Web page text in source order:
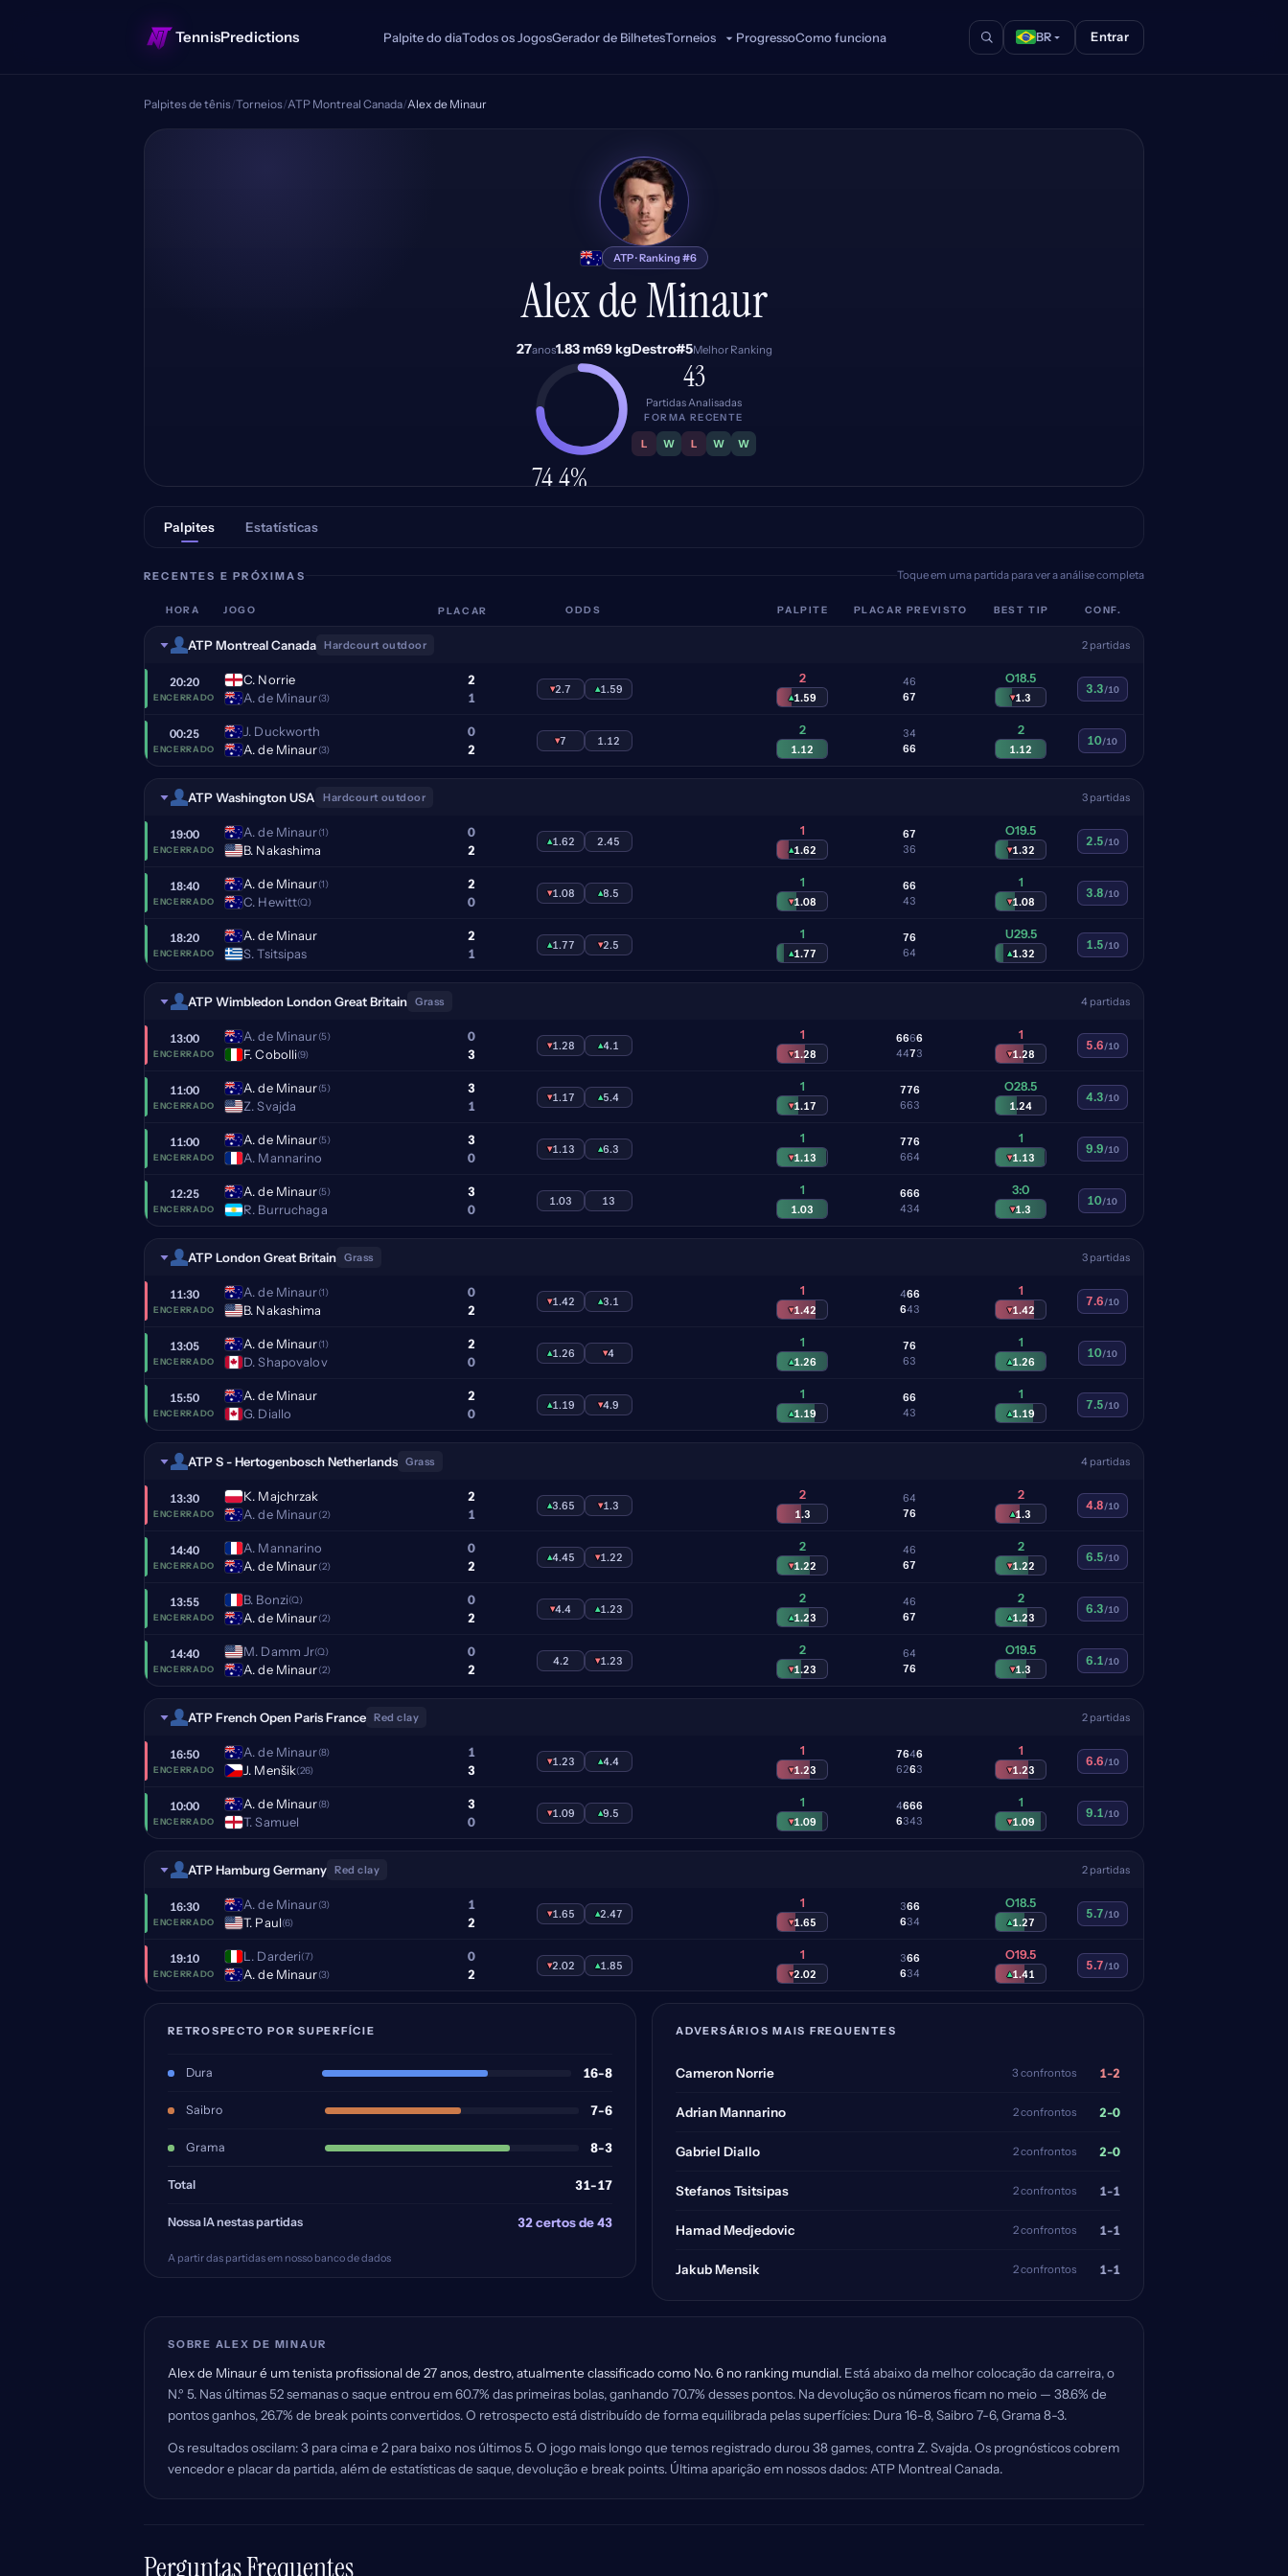
TennisPredictions Palpite do diaTodos os JogosGerador de BilhetesTorneios ProgressoComo funciona BR Entrar
Palpites de tênis/Torneios/ATP Montreal Canada/Alex de Minaur
AM
ATP · Ranking #6
Alex de Minaur
27anos1.83 m69 kgDestro#5Melhor Ranking
74.4%
43
Partidas Analisadas
FORMA RECENTE
L W L W W
Palpites Estatísticas
RECENTES E PRÓXIMAS Toque em uma partida para ver a análise completa
HORA JOGO PLACAR ODDS PALPITE PLACAR PREVISTO BEST TIP CONF.
ATP Montreal Canada Hardcourt outdoor 2 partidas
20:20
ENCERRADO
C. Norrie
A. de Minaur(3)
2
1
▾2.7 ▴1.59
2
▴1.59
4
6
6
7
O18.5
▾1.3
3.3/10
00:25
ENCERRADO
J. Duckworth
A. de Minaur(3)
0
2
▾7 1.12
2
1.12
3
6
4
6
2
1.12
10/10
ATP Washington USA Hardcourt outdoor 3 partidas
19:00
ENCERRADO
A. de Minaur(1)
B. Nakashima
0
2
▴1.62 2.45
1
▴1.62
6
3
7
6
O19.5
▾1.32
2.5/10
18:40
ENCERRADO
A. de Minaur(1)
C. Hewitt(Q)
2
0
▾1.08 ▴8.5
1
▾1.08
6
4
6
3
1
▾1.08
3.8/10
18:20
ENCERRADO
A. de Minaur
S. Tsitsipas
2
1
▴1.77 ▾2.5
1
▴1.77
7
6
6
4
U29.5
▴1.32
1.5/10
ATP Wimbledon London Great Britain Grass 4 partidas
13:00
ENCERRADO
A. de Minaur(5)
F. Cobolli(9)
0
3
▾1.28 ▴4.1
1
▾1.28
6
4
6
4
6
7
6
3
1
▾1.28
5.6/10
11:00
ENCERRADO
A. de Minaur(5)
Z. Svajda
3
1
▾1.17 ▴5.4
1
▾1.17
7
6
7
6
6
3
O28.5
1.24
4.3/10
11:00
ENCERRADO
A. de Minaur(5)
A. Mannarino
3
0
▾1.13 ▴6.3
1
▾1.13
7
6
7
6
6
4
1
▾1.13
9.9/10
12:25
ENCERRADO
A. de Minaur(5)
R. Burruchaga
3
0
1.03 13
1
1.03
6
4
6
3
6
4
3:0
▾1.3
10/10
ATP London Great Britain Grass 3 partidas
11:30
ENCERRADO
A. de Minaur(1)
B. Nakashima
0
2
▾1.42 ▴3.1
1
▾1.42
4
6
6
4
6
3
1
▾1.42
7.6/10
13:05
ENCERRADO
A. de Minaur(1)
D. Shapovalov
2
0
▴1.26 ▾4
1
▴1.26
7
6
6
3
1
▴1.26
10/10
15:50
ENCERRADO
A. de Minaur
G. Diallo
2
0
▴1.19 ▾4.9
1
▴1.19
6
4
6
3
1
▴1.19
7.5/10
ATP S - Hertogenbosch Netherlands Grass 4 partidas
13:30
ENCERRADO
K. Majchrzak
A. de Minaur(2)
2
1
▴3.65 ▾1.3
2
1.3
6
7
4
6
2
▴1.3
4.8/10
14:40
ENCERRADO
A. Mannarino
A. de Minaur(2)
0
2
▴4.45 ▾1.22
2
▾1.22
4
6
6
7
2
▾1.22
6.5/10
13:55
ENCERRADO
B. Bonzi(Q)
A. de Minaur(2)
0
2
▾4.4 ▴1.23
2
▴1.23
4
6
6
7
2
▴1.23
6.3/10
14:40
ENCERRADO
M. Damm Jr(Q)
A. de Minaur(2)
0
2
4.2 ▾1.23
2
▾1.23
6
7
4
6
O19.5
▾1.3
6.1/10
ATP French Open Paris France Red clay 2 partidas
16:50
ENCERRADO
A. de Minaur(8)
J. Menšik(26)
1
3
▾1.23 ▴4.4
1
▾1.23
7
6
6
2
4
6
6
3
1
▾1.23
6.6/10
10:00
ENCERRADO
A. de Minaur(8)
T. Samuel
3
0
▾1.09 ▴9.5
1
▾1.09
4
6
6
3
6
4
6
3
1
▾1.09
9.1/10
ATP Hamburg Germany Red clay 2 partidas
16:30
ENCERRADO
A. de Minaur(3)
T. Paul(6)
1
2
▾1.65 ▴2.47
1
▾1.65
3
6
6
3
6
4
O18.5
▴1.27
5.7/10
19:10
ENCERRADO
L. Darderi(7)
A. de Minaur(3)
0
2
▾2.02 ▴1.85
1
▾2.02
3
6
6
3
6
4
O19.5
▴1.41
5.7/10
RETROSPECTO POR SUPERFÍCIE
Dura 16-8
Saibro 7-6
Grama 8-3
Total 31-17
Nossa IA nestas partidas 32 certos de 43
A partir das partidas em nosso banco de dados
ADVERSÁRIOS MAIS FREQUENTES
Cameron Norrie 3 confrontos 1-2
Adrian Mannarino 2 confrontos 2-0
Gabriel Diallo 2 confrontos 2-0
Stefanos Tsitsipas 2 confrontos 1-1
Hamad Medjedovic 2 confrontos 1-1
Jakub Mensik 2 confrontos 1-1
SOBRE ALEX DE MINAUR
Alex de Minaur é um tenista profissional de 27 anos, destro, atualmente classificado como No. 6 no ranking mundial. Está abaixo da melhor colocação da carreira, o
N.º 5. Nas últimas 52 semanas o saque entrou em 60.7% das primeiras bolas, ganhando 70.7% desses pontos. Na devolução os números ficam no meio — 38.6% de
pontos ganhos, 26.7% de break points convertidos. O retrospecto está distribuído de forma equilibrada pelas superfícies: Dura 16-8, Saibro 7-6, Grama 8-3.
Os resultados oscilam: 3 para cima e 2 para baixo nos últimos 5. O jogo mais longo que temos registrado durou 38 games, contra Z. Svajda. Os prognósticos cobrem
vencedor e placar da partida, além de estatísticas de saque, devolução e break points. Última aparição em nossos dados: ATP Montreal Canada.
Perguntas Frequentes